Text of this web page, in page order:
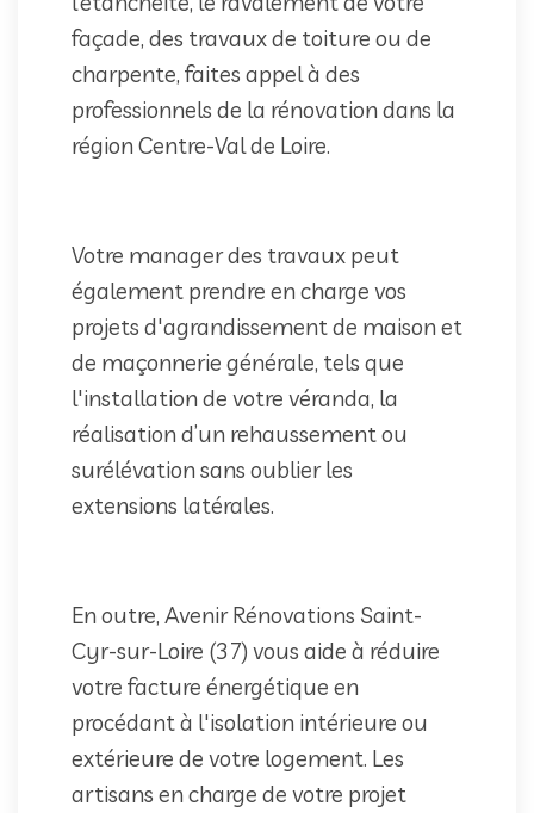
façade, des travaux de toiture ou de
charpente, faites appel à des
professionnels de la rénovation dans la
région Centre-Val de Loire.
Votre manager des travaux peut
également prendre en charge vos
projets d'agrandissement de maison et
de maçonnerie générale, tels que
l'installation de votre véranda, la
réalisation d’un rehaussement ou
surélévation sans oublier les
extensions latérales.
En outre, Avenir Rénovations Saint-
Cyr-sur-Loire (37) vous aide à réduire
votre facture énergétique en
procédant à l'isolation intérieure ou
extérieure de votre logement. Les
artisans en charge de votre projet